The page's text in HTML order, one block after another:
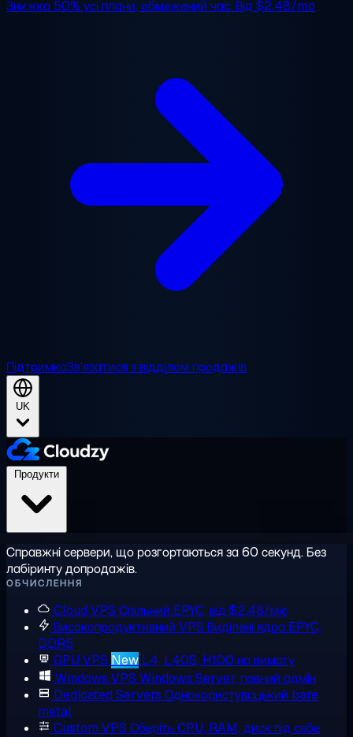
Знижка 50% усі плани, обмежений час. Від$2.48/mo
ПідтримкаЗв'язатися з відділом продажів
UK
Справжні сервери, що розгортаються за 60 секунд. Без
лабіринту допродажів.
ОБЧИСЛЕННЯ
Cloud VPS Спільний EPYC, від $2,48/міс
Високопродуктивний VPS Виділені ядра EPYC,
DDR5
GPU VPS New L4, L40S, H100 на вимогу
Windows VPS Windows Server, повний адмін
Dedicated Servers Однокористувацький bare
metal
Custom VPS Оберіть CPU, RAM, диск під себе